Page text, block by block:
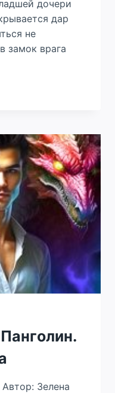
дочери
дар
не
замок врага
Зелена